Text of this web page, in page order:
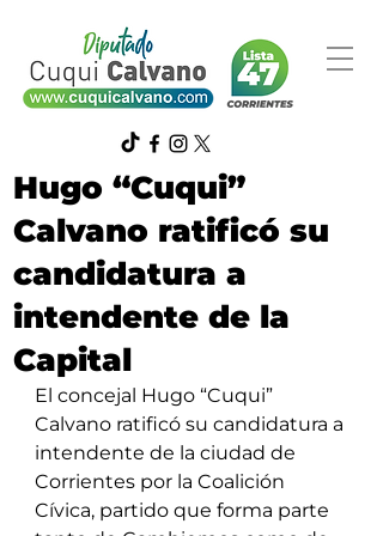
Hugo “Cuqui”
Calvano ratificó su
candidatura a
intendente de la
Capital
El concejal Hugo “Cuqui”
Calvano ratificó su candidatura a
intendente de la ciudad de
Corrientes por la Coalición
Cívica, partido que forma parte